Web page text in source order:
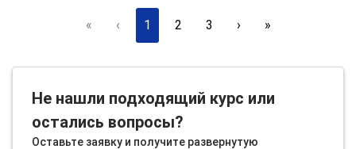
« ‹ 1 2 3 › »
Не нашли подходящий курс или
остались вопросы?
Оставьте заявку и получите развернутую